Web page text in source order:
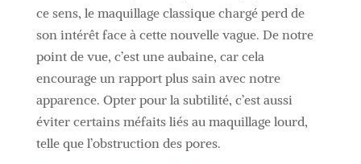
ce sens, le maquillage classique chargé perd de
son intérêt face à cette nouvelle vague. De notre
point de vue, c’est une aubaine, car cela
encourage un rapport plus sain avec notre
apparence. Opter pour la subtilité, c’est aussi
éviter certains méfaits liés au maquillage lourd,
telle que l’obstruction des pores.